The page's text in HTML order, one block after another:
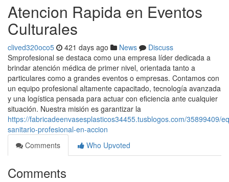
Atencion Rapida en Eventos
Culturales
clived320oco5 421 days ago News
Discuss
Smprofesional se destaca como una empresa líder dedicada a
brindar atención médica de primer nivel, orientada tanto a
particulares como a grandes eventos o empresas. Contamos con
un equipo profesional altamente capacitado, tecnología avanzada
y una logística pensada para actuar con eficiencia ante cualquier
situación. Nuestra misión es garantizar la
https://fabricadeenvasesplasticos34455.tusblogos.com/35899409/
sanitario-profesional-en-accion
Comments
Who Upvoted
Comments